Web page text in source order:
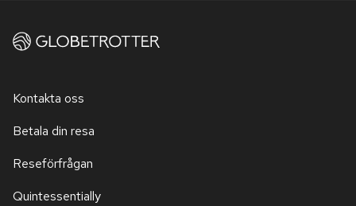
Kontakta oss
Betala din resa
Reseförfrågan
Quintessentially